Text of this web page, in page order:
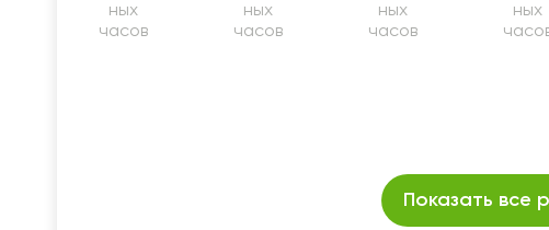
ных
часов
ных
часов
ных
часов
ных
Показать все